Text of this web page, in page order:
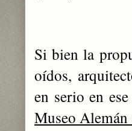
Si bien la
oídos,
en serio en
Museo